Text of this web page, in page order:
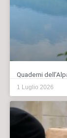
Quaderni
1 Luglio 2026